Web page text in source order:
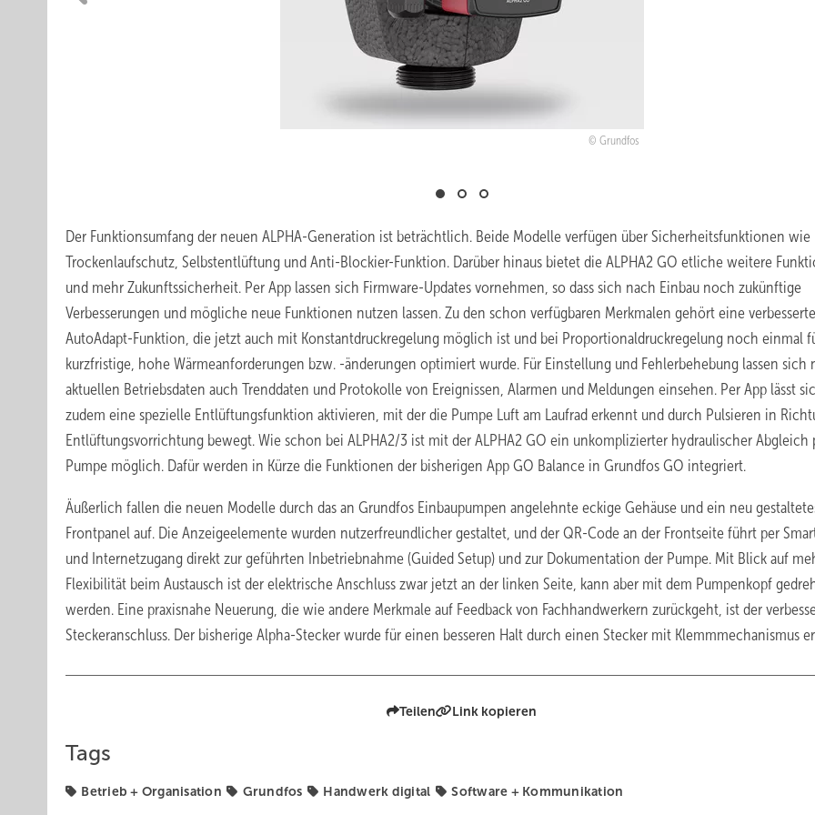
Grundfos
Der Funktionsumfang der neuen ALPHA-Generation ist beträchtlich. Beide Modelle verfügen über Sicherheitsfunktionen wie
Trockenlaufschutz, Selbstentlüftung und Anti-Blockier-Funktion. Darüber hinaus bietet die ALPHA2 GO etliche weitere
und mehr Zukunftssicherheit. Per App lassen sich Firmware-Updates vornehmen, so dass sich nach Einbau noch zukünftige
Verbesserungen und mögliche neue Funktionen nutzen lassen. Zu den schon verfügbaren Merkmalen gehört eine verbesserte
AutoAdapt-Funktion, die jetzt auch mit Konstantdruckregelung möglich ist und bei Proportionaldruckregelung noch einmal
kurzfristige, hohe Wärmeanforderungen bzw. -änderungen optimiert wurde. Für Einstellung und Fehlerbehebung lassen sich
aktuellen Betriebsdaten auch Trenddaten und Protokolle von Ereignissen, Alarmen und Meldungen einsehen. Per App lässt
zudem eine spezielle Entlüftungsfunktion aktivieren, mit der die Pumpe Luft am Laufrad erkennt und durch Pulsieren in
Entlüftungsvorrichtung bewegt. Wie schon bei ALPHA2/3 ist mit der ALPHA2 GO ein unkomplizierter hydraulischer Abgleich
Pumpe möglich. Dafür werden in Kürze die Funktionen der bisherigen App GO Balance in Grundfos GO integriert.
Äußerlich fallen die neuen Modelle durch das an Grundfos Einbaupumpen angelehnte eckige Gehäuse und ein neu
Frontpanel auf. Die Anzeigeelemente wurden nutzerfreundlicher gestaltet, und der QR-Code an der Frontseite führt per
und Internetzugang direkt zur geführten Inbetriebnahme (Guided Setup) und zur Dokumentation der Pumpe. Mit Blick auf
Flexibilität beim Austausch ist der elektrische Anschluss zwar jetzt an der linken Seite, kann aber mit dem Pumpenkopf
werden. Eine praxisnahe Neuerung, die wie andere Merkmale auf Feedback von Fachhandwerkern zurückgeht, ist der
Steckeranschluss. Der bisherige Alpha-Stecker wurde für einen besseren Halt durch einen Stecker mit Klemmmechanismus
Teilen Link kopieren
Tags
Betrieb + Organisation Grundfos Handwerk digital Software + Kommunikation